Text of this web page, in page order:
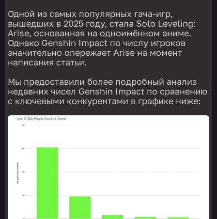
Одной из самых популярных гача-игр,
вышедших в 2025 году, стала Solo Leveling:
Arise, основанная на одноимённом аниме.
Однако Genshin Impact по числу игроков
значительно опережает Arise на момент
написания статьи.
Мы предоставили более подробный анализ
недавних чисел Genshin Impact по сравнению
с ключевыми конкурентами в графике ниже: